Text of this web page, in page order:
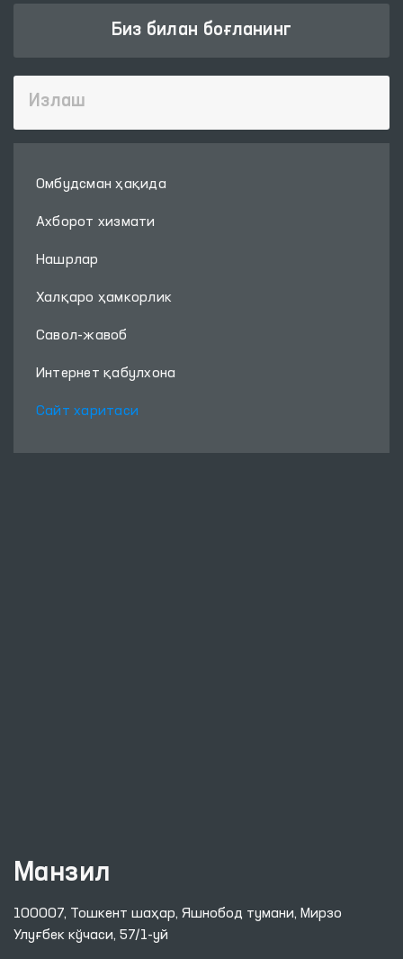
Биз билан боғланинг
Омбудсман ҳақида
Ахборот хизмати
Нашрлар
Халқаро ҳамкорлик
Савол-жавоб
Интернет қабулхона
Сайт харитаси
Манзил
100007, Тошкент шаҳар, Яшнобод тумани, Мирзо
Улуғбек кўчаси, 57/1-уй